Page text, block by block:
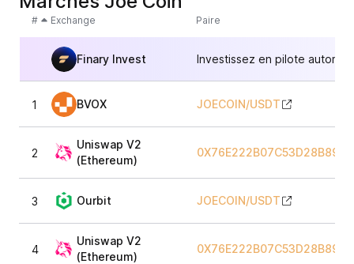
# Exchange Paire
Finary Invest Investissez en pilote
1 BVOX JOECOIN/USDT
2
Uniswap V2
(Ethereum)
3 Ourbit JOECOIN/USDT
4
Uniswap V2
(Ethereum)